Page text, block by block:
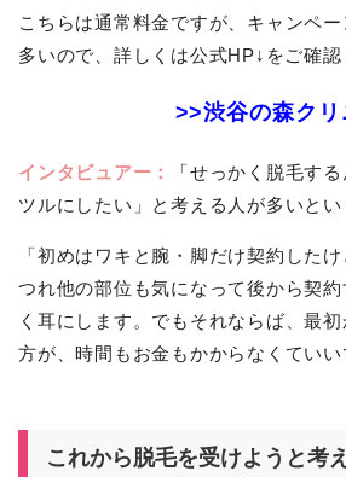
こちらは通常料金ですが、キャンペ
多いので、詳しくは公式HP↓をご確認
>>渋谷の森ク
インタビュアー：
「せっかく脱毛す
ツルにしたい」と考える人が多いとい
「初めはワキと腕・脚だけ契約した
つれ他の部位も気になって後から契
く耳にします。でもそれならば、最
方が、時間もお金もかからなくていい
これから脱毛を受けようと考